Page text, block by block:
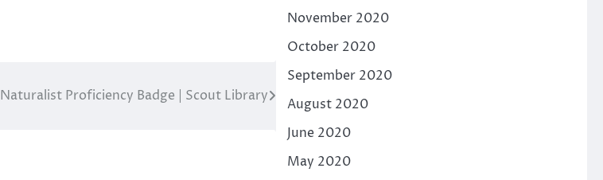
Naturalist Proficiency Badge | Scout Library
November 2020
October 2020
September 2020
August 2020
June 2020
May 2020